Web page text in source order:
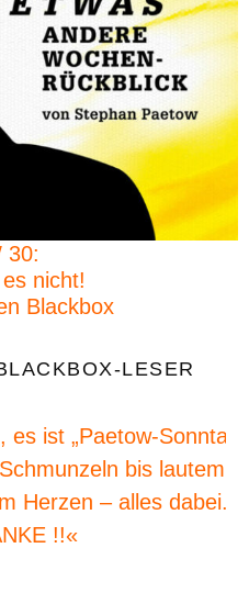
30:
nicht!
Blackbox
LESER
ist „Paetow-Sonntag“
bis lautem
Herzen – alles dabei.
!!«